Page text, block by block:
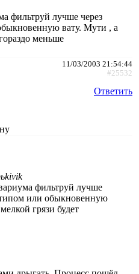
фильтруй лучше через
вату. Мути , а
меньше
11/03/2003 21:54:44
#25532
Ответить
фильтруй лучше
или обыкновенную
грязи будет